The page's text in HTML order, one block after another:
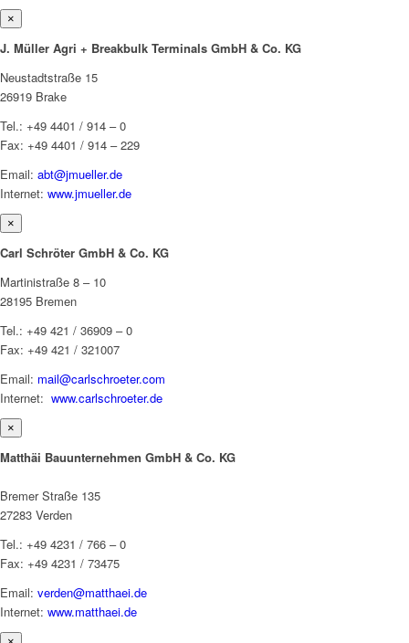
×
J. Müller Agri + Breakbulk Terminals GmbH & Co. KG
Neustadtstraße 15
26919 Brake
Tel.: +49 4401 / 914 – 0
Fax: +49 4401 / 914 – 229
Email: abt@jmueller.de
Internet: www.jmueller.de
×
Carl Schröter GmbH & Co. KG
Martinistraße 8 – 10
28195 Bremen
Tel.: +49 421 / 36909 – 0
Fax: +49 421 / 321007
Email: mail@carlschroeter.com
Internet: www.carlschroeter.de
×
Matthäi Bauunternehmen GmbH & Co. KG
Bremer Straße 135
27283 Verden
Tel.: +49 4231 / 766 – 0
Fax: +49 4231 / 73475
Email: verden@matthaei.de
Internet: www.matthaei.de